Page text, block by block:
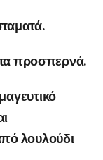
τα προσπερνά.
λουλούδι